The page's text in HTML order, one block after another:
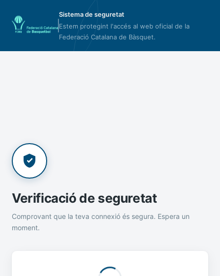
Sistema de seguretat
Estem protegint l'accés al web oficial de la
Federació Catalana de Bàsquet.
Verificació de seguretat
Comprovant que la teva connexió és segura. Espera un
moment.